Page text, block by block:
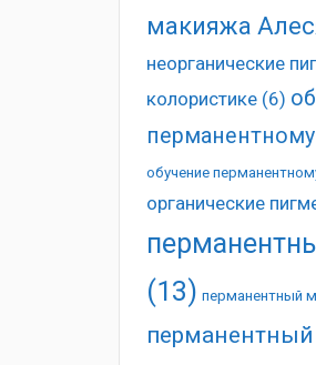
макияжа
неорганические
колористике(6)
обучение
органические
(13) перманентный